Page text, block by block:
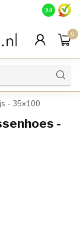
Gratis
9.4
0
- 35x100
-